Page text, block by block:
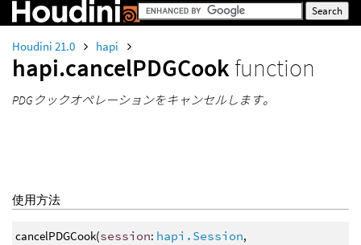
Houdini 21.0 hapi
hapi.cancelPDGCookfunction
PDGクックオペレーションをキャンセルします。
使用方法
cancelPDGCook(session: hapi.Session,